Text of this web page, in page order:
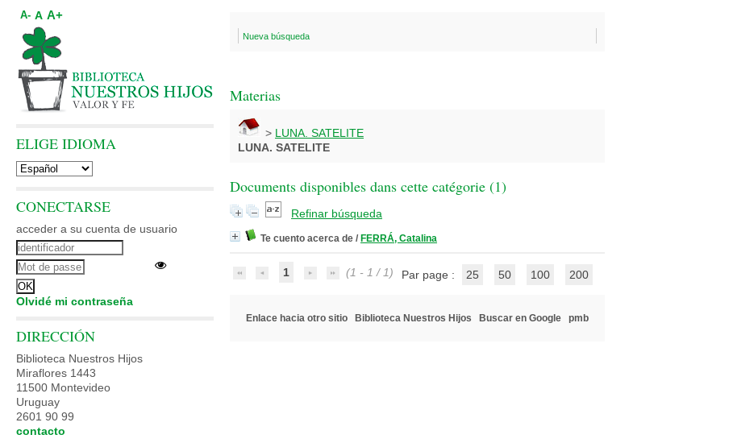
Nueva búsqueda
Materias
> LUNA. SATELITE
LUNA. SATELITE
Documents disponibles dans cette catégorie (1)
Refinar búsqueda
Te cuento acerca de / FERRÁ, Catalina
1 (1 - 1 / 1) Par page : 25 50 100 200
Enlace hacia otro sitio Biblioteca Nuestros Hijos Buscar en Google pmb
A- A A+
ELIGE IDIOMA
CONECTARSE
acceder a su cuenta de usuario
Olvidé mi contraseña
DIRECCIÓN
Biblioteca Nuestros Hijos
Miraflores 1443
11500 Montevideo
Uruguay
2601 90 99
contacto